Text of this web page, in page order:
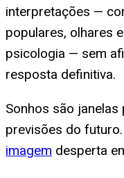
interpretações —
populares, olhares
psicologia — sem
resposta definitiva.
Sonhos são
previsões do
imagem desperta